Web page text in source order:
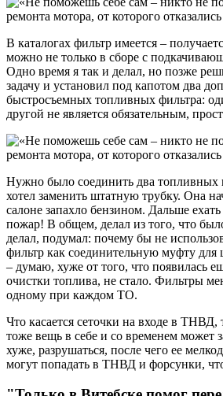
В каталогах фильтр имеется –
можно не только в сборе с
Одно время я так и делал, но позже
задачу и установил под капотом два
быстросъемных топливных фильтра:
другой не является обязательным,
Нужно было соединить два топливных
хотел заменить штатную трубку. Она
салоне запахло бензином. Дальше
пожар! В общем, делал из того, что
делал, подумал: почему бы не
фильтр как соединительную муфту для
– думаю, хуже от того, что появилась
очистки топлива, не стало. Фильтры
одному при каждом ТО.
Что касается сеточки на входе в ТНВД,
тоже вещь в себе и со временем может
хуже, разрушаться, после чего ее
могут попадать в ТНВД и форсунки,